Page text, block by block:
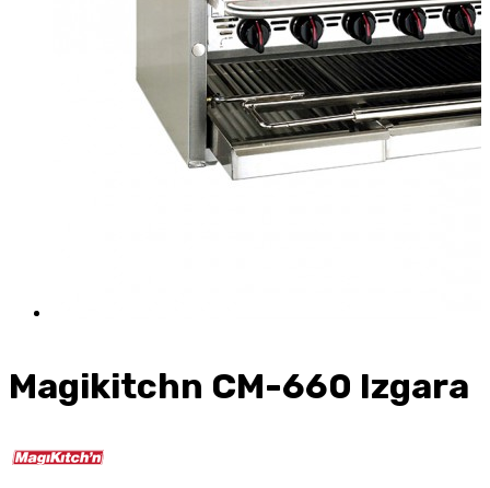
Magikitchn CM-660 Izgara